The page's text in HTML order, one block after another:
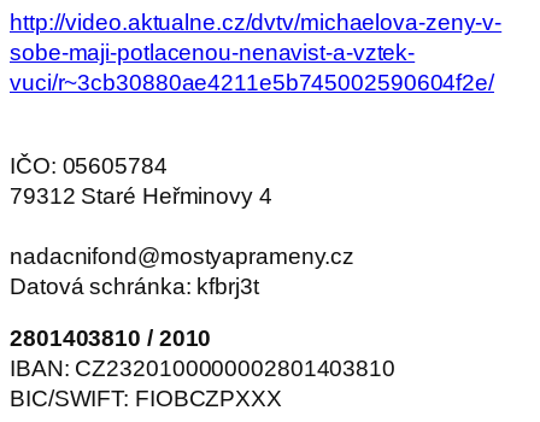
http://video.aktualne.cz/dvtv/michaelova-zeny-v-
sobe-maji-potlacenou-nenavist-a-vztek-
vuci/r~3cb30880ae4211e5b745002590604f2e/
IČO: 05605784
79312 Staré Heřminovy 4
nadacnifond@mostyaprameny.cz
Datová schránka: kfbrj3t
2801403810 / 2010
IBAN: CZ2320100000002801403810
BIC/SWIFT: FIOBCZPXXX